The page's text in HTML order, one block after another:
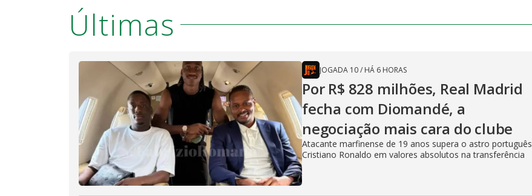
Últimas
JOGADA 10/ HÁ 6 HORAS
Por R$ 828 milhões, Real Madrid
fecha com Diomandé, a
negociação mais cara do clube
Atacante marfinense de 19 anos supera o astro português
Cristiano Ronaldo em valores absolutos na transferência